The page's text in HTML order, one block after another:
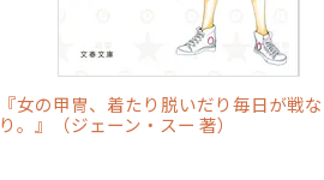
『女の甲冑、着たり脱いだり毎日が戦な
り。』（ジェーン・スー 著）